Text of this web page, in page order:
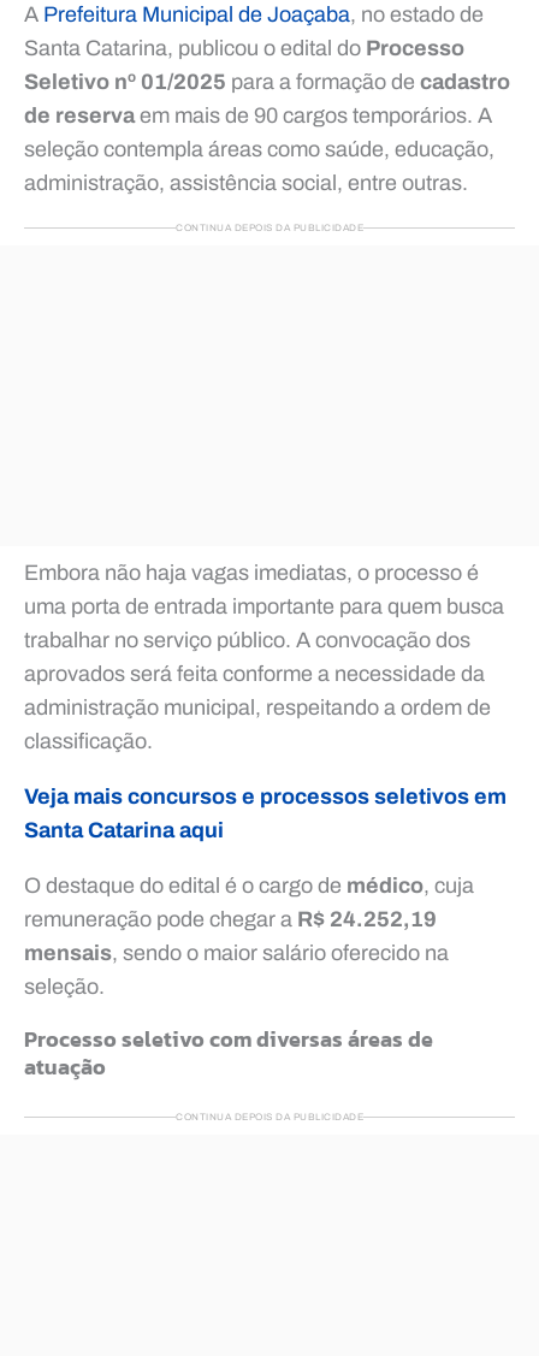
A Prefeitura Municipal de Joaçaba, no estado de
Santa Catarina, publicou o edital do Processo
Seletivo nº 01/2025 para a formação de cadastro
de reservaem mais de 90 cargos temporários. A
seleção contempla áreas como saúde, educação,
administração, assistência social, entre outras.
CONTINUA DEPOIS DA PUBLICIDADE
Embora não haja vagas imediatas, o processo é
uma porta de entrada importante para quem busca
trabalhar no serviço público. A convocação dos
aprovados será feita conforme a necessidade da
administração municipal, respeitando a ordem de
classificação.
Veja mais concursos e processos seletivos em
Santa Catarina aqui
O destaque do edital é o cargo de médico, cuja
remuneração pode chegar a R$ 24.252,19
mensais, sendo o maior salário oferecido na
seleção.
Processo seletivo com diversas áreas de
atuação
CONTINUA DEPOIS DA PUBLICIDADE